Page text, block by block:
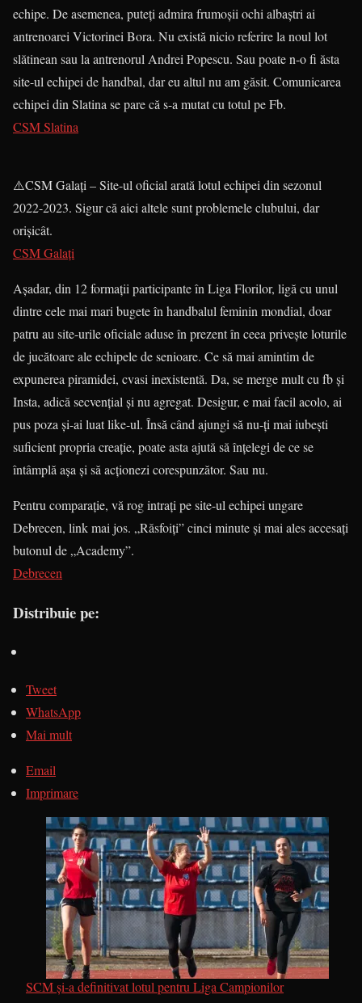
echipe. De asemenea, puteți admira frumoșii ochi albaștri ai
antrenoarei Victorinei Bora. Nu există nicio referire la noul lot
slătinean sau la antrenorul Andrei Popescu. Sau poate n-o fi ăsta
site-ul echipei de handbal, dar eu altul nu am găsit. Comunicarea
echipei din Slatina se pare că s-a mutat cu totul pe Fb.
CSM Slatina
⚠️CSM Galați – Site-ul oficial arată lotul echipei din sezonul
2022-2023. Sigur că aici altele sunt problemele clubului, dar
orișicât.
CSM Galați
Așadar, din 12 formații participante în Liga Florilor, ligă cu unul
dintre cele mai mari bugete în handbalul feminin mondial, doar
patru au site-urile oficiale aduse în prezent în ceea privește loturile
de jucătoare ale echipele de senioare. Ce să mai amintim de
expunerea piramidei, cvasi inexistentă. Da, se merge mult cu fb și
Insta, adică secvențial și nu agregat. Desigur, e mai facil acolo, ai
pus poza și-ai luat like-ul. Însă când ajungi să nu-ți mai iubești
suficient propria creație, poate asta ajută să înțelegi de ce se
întâmplă așa și să acționezi corespunzător. Sau nu.
Pentru comparație, vă rog intrați pe site-ul echipei ungare
Debrecen, link mai jos. „Răsfoiți” cinci minute și mai ales accesați
butonul de „Academy”.
Debrecen
Distribuie pe:
Tweet
WhatsApp
Mai mult
Email
Imprimare
SCM și-a definitivat lotul pentru Liga Campionilor